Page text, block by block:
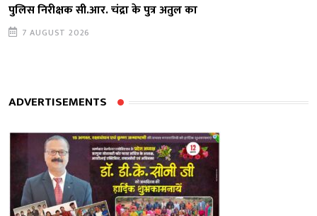
पुलिस निरीक्षक सी.आर. चंद्रा के पुत्र अतुल का
7 AUGUST 2026
ADVERTISEMENTS